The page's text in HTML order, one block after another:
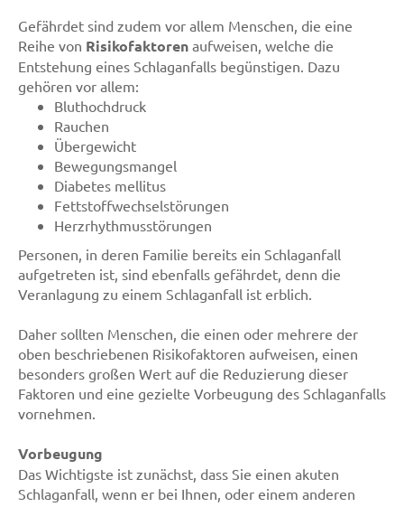
Gefährdet sind zudem vor allem Menschen, die eine
Reihe von Risikofaktoren aufweisen, welche die
Entstehung eines Schlaganfalls begünstigen. Dazu
gehören vor allem:
Bluthochdruck
Rauchen
Übergewicht
Bewegungsmangel
Diabetes mellitus
Fettstoffwechselstörungen
Herzrhythmusstörungen
Personen, in deren Familie bereits ein Schlaganfall
aufgetreten ist, sind ebenfalls gefährdet, denn die
Veranlagung zu einem Schlaganfall ist erblich.
Daher sollten Menschen, die einen oder mehrere der
oben beschriebenen Risikofaktoren aufweisen, einen
besonders großen Wert auf die Reduzierung dieser
Faktoren und eine gezielte Vorbeugung des Schlaganfalls
vornehmen.
Vorbeugung
Das Wichtigste ist zunächst, dass Sie einen akuten
Schlaganfall, wenn er bei Ihnen, oder einem anderen